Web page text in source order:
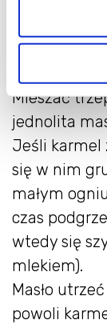
Zdjąć z
wmieszać
Mieszać
jednolita
Jeśli karmel
się w nim
małym
czas
wtedy się
mlekiem).
Masło
powoli